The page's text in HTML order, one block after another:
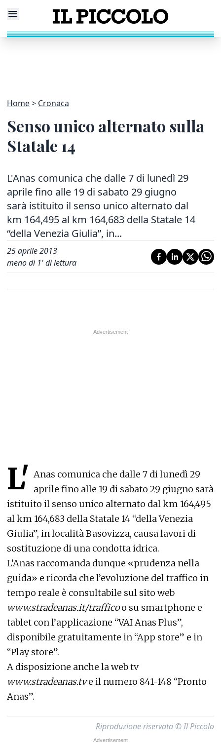
Home Cronaca
Senso unico alternato sulla
Statale 14
L'Anas comunica che dalle 7 di lunedì 29
aprile fino alle 19 di sabato 29 giugno
sarà istituito il senso unico alternato dal
km 164,495 al km 164,683 della Statale 14
“della Venezia Giulia”, in...
25 aprile 2013
meno di 1' di lettura
L' Anas comunica che dalle 7 di lunedì 29
aprile fino alle 19 di sabato 29 giugno sarà
istituito il senso unico alternato dal km 164,495
al km 164,683 della Statale 14 “della Venezia
Giulia”, in località Basovizza, causa lavori di
sostituzione di una condotta idrica.
L’Anas raccomanda dunque «prudenza nella
guida» e ricorda che l’evoluzione del traffico in
tempo reale è consultabile sul sito web
www.stradeanas.it/trafficoo su smartphone e
tablet con l’applicazione “VAI Anas Plus”,
disponibile gratuitamente in “App store” e in
“Play store”.
A disposizione anche la web tv
www.stradeanas.tve il numero 841-148 “Pronto
Anas”.
Riproduzione riservata © Il Piccolo